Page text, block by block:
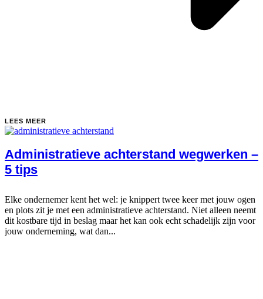
LEES MEER
Administratieve achterstand wegwerken –
5 tips
Elke ondernemer kent het wel: je knippert twee keer met jouw ogen
en plots zit je met een administratieve achterstand. Niet alleen neemt
dit kostbare tijd in beslag maar het kan ook echt schadelijk zijn voor
jouw onderneming, wat dan...